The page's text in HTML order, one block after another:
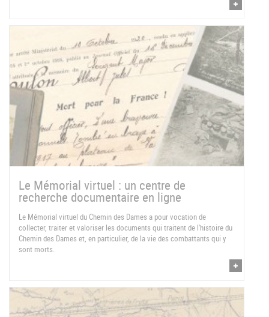
Le Mémorial virtuel : un centre de
recherche documentaire en ligne
Le Mémorial virtuel du Chemin des Dames a pour vocation de
collecter, traiter et valoriser les documents qui traitent de l'histoire du
Chemin des Dames et, en particulier, de la vie des combattants qui y
sont morts.